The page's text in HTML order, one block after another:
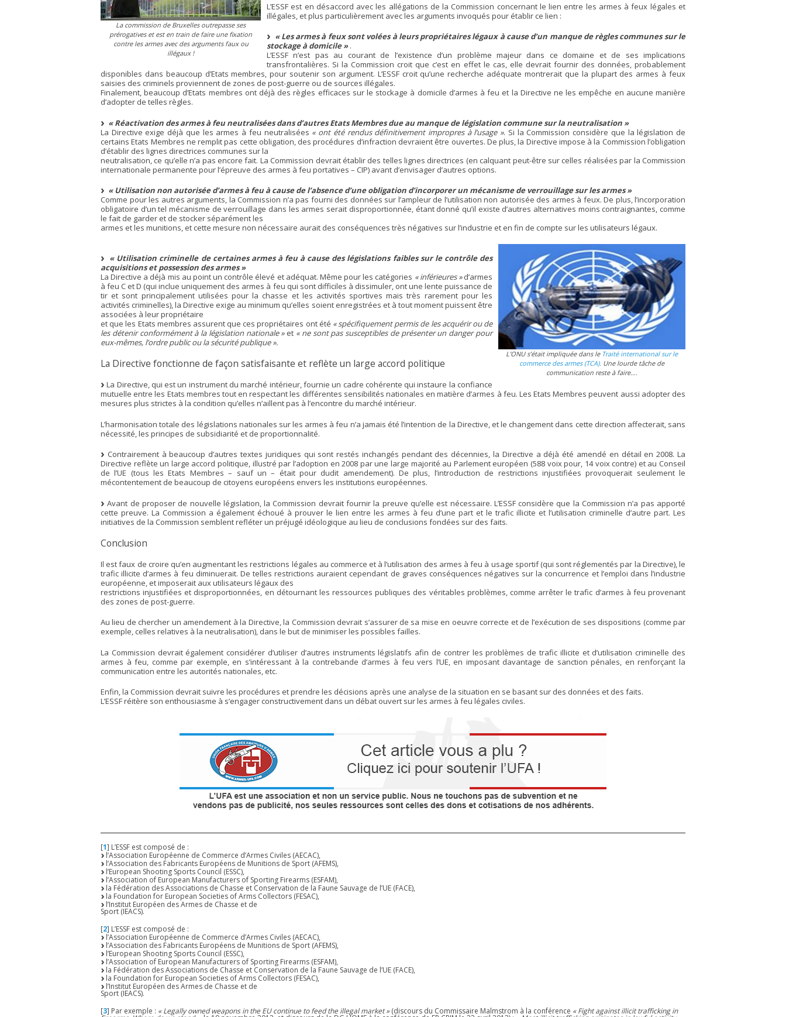
La commission de Bruxelles outrepasse ses
prérogatives et est en train de faire une fixation
contre les armes avec des arguments faux ou
illégaux !
L’ESSF est en désaccord avec les allégations de la Commission concernant le lien entre les armes à feux légales et
illégales, et plus particulièrement avec les arguments invoqués pour établir ce lien :
« Les armes à feux sont volées à leurs propriétaires légaux à cause d’un manque de règles communes sur le
stockage à domicile » .
L’ESSF n’est pas au courant de l’existence d’un problème majeur dans ce domaine et de ses implications
transfrontalières. Si la Commission croit que c’est en effet le cas, elle devrait fournir des données, probablement
disponibles dans beaucoup d’Etats membres, pour soutenir son argument. L’ESSF croit qu’une recherche adéquate montrerait que la plupart des armes à feux
saisies des criminels proviennent de zones de post-guerre ou de sources illégales.
Finalement, beaucoup d’Etats membres ont déjà des règles efficaces sur le stockage à domicile d’armes à feu et la Directive ne les empêche en aucune manière
d’adopter de telles règles.
« Réactivation des armes à feu neutralisées dans d’autres Etats Membres due au manque de législation commune sur la neutralisation »
La Directive exige déjà que les armes à feu neutralisées « ont été rendus définitivement impropres à l’usage ». Si la Commission considère que la législation de
certains Etats Membres ne remplit pas cette obligation, des procédures d’infraction devraient être ouvertes. De plus, la Directive impose à la Commission l’obligation
d’établir des lignes directrices communes sur la
neutralisation, ce qu’elle n’a pas encore fait. La Commission devrait établir des telles lignes directrices (en calquant peut-être sur celles réalisées par la Commission
internationale permanente pour l’épreuve des armes à feu portatives – CIP) avant d’envisager d’autres options.
« Utilisation non autorisée d’armes à feu à cause de l’absence d’une obligation d’incorporer un mécanisme de verrouillage sur les armes »
Comme pour les autres arguments, la Commission n’a pas fourni des données sur l’ampleur de l’utilisation non autorisée des armes à feux. De plus, l’incorporation
obligatoire d’un tel mécanisme de verrouillage dans les armes serait disproportionnée, étant donné qu’il existe d’autres alternatives moins contraignantes, comme
le fait de garder et de stocker séparément les
armes et les munitions, et cette mesure non nécessaire aurait des conséquences très négatives sur l’industrie et en fin de compte sur les utilisateurs légaux.
L’ONU s’était impliquée dans le Traité international sur le
commerce des armes (TCA). Une lourde tâche de
communication reste à faire….
« Utilisation criminelle de certaines armes à feu à cause des législations faibles sur le contrôle des
acquisitions et possession des armes »
La Directive a déjà mis au point un contrôle élevé et adéquat. Même pour les catégories « inférieures »d’armes
à feu C et D (qui inclue uniquement des armes à feu qui sont difficiles à dissimuler, ont une lente puissance de
tir et sont principalement utilisées pour la chasse et les activités sportives mais très rarement pour les
activités criminelles), la Directive exige au minimum qu’elles soient enregistrées et à tout moment puissent être
associées à leur propriétaire
et que les Etats membres assurent que ces propriétaires ont été « spécifiquement permis de les acquérir ou de
les détenir conformément à la législation nationale »et « ne sont pas susceptibles de présenter un danger pour
eux-mêmes, l’ordre public ou la sécurité publique ».
La Directive fonctionne de façon satisfaisante et reflète un large accord politique
La Directive, qui est un instrument du marché intérieur, fournie un cadre cohérente qui instaure la confiance
mutuelle entre les Etats membres tout en respectant les différentes sensibilités nationales en matière d’armes à feu. Les Etats Membres peuvent aussi adopter des
mesures plus strictes à la condition qu’elles n’aillent pas à l’encontre du marché intérieur.
L’harmonisation totale des législations nationales sur les armes à feu n’a jamais été l’intention de la Directive, et le changement dans cette direction affecterait, sans
nécessité, les principes de subsidiarité et de proportionnalité.
Contrairement à beaucoup d’autres textes juridiques qui sont restés inchangés pendant des décennies, la Directive a déjà été amendé en détail en 2008. La
Directive reflète un large accord politique, illustré par l’adoption en 2008 par une large majorité au Parlement européen (588 voix pour, 14 voix contre) et au Conseil
de l’UE (tous les Etats Membres – sauf un – était pour dudit amendement). De plus, l’introduction de restrictions injustifiées provoquerait seulement le
mécontentement de beaucoup de citoyens européens envers les institutions européennes.
Avant de proposer de nouvelle législation, la Commission devrait fournir la preuve qu’elle est nécessaire. L’ESSF considère que la Commission n’a pas apporté
cette preuve. La Commission a également échoué à prouver le lien entre les armes à feu d’une part et le trafic illicite et l’utilisation criminelle d’autre part. Les
initiatives de la Commission semblent refléter un préjugé idéologique au lieu de conclusions fondées sur des faits.
Conclusion
Il est faux de croire qu’en augmentant les restrictions légales au commerce et à l’utilisation des armes à feu à usage sportif (qui sont réglementés par la Directive), le
trafic illicite d’armes à feu diminuerait. De telles restrictions auraient cependant de graves conséquences négatives sur la concurrence et l’emploi dans l’industrie
européenne, et imposerait aux utilisateurs légaux des
restrictions injustifiées et disproportionnées, en détournant les ressources publiques des véritables problèmes, comme arrêter le trafic d’armes à feu provenant
des zones de post-guerre.
Au lieu de chercher un amendement à la Directive, la Commission devrait s’assurer de sa mise en oeuvre correcte et de l’exécution de ses dispositions (comme par
exemple, celles relatives à la neutralisation), dans le but de minimiser les possibles failles.
La Commission devrait également considérer d’utiliser d’autres instruments législatifs afin de contrer les problèmes de trafic illicite et d’utilisation criminelle des
armes à feu, comme par exemple, en s’intéressant à la contrebande d’armes à feu vers l’UE, en imposant davantage de sanction pénales, en renforçant la
communication entre les autorités nationales, etc.
Enfin, la Commission devrait suivre les procédures et prendre les décisions après une analyse de la situation en se basant sur des données et des faits.
L’ESSF réitère son enthousiasme à s’engager constructivement dans un débat ouvert sur les armes à feu légales civiles.
[1] L’ESSF est composé de :
l’Association Européenne de Commerce d’Armes Civiles (AECAC),
l’Association des Fabricants Européens de Munitions de Sport (AFEMS),
l’European Shooting Sports Council (ESSC),
l’Association of European Manufacturers of Sporting Firearms (ESFAM),
la Fédération des Associations de Chasse et Conservation de la Faune Sauvage de l’UE (FACE),
la Foundation for European Societies of Arms Collectors (FESAC),
l’Institut Européen des Armes de Chasse et de
Sport (IEACS).
[2] L’ESSF est composé de :
l’Association Européenne de Commerce d’Armes Civiles (AECAC),
l’Association des Fabricants Européens de Munitions de Sport (AFEMS),
l’European Shooting Sports Council (ESSC),
l’Association of European Manufacturers of Sporting Firearms (ESFAM),
la Fédération des Associations de Chasse et Conservation de la Faune Sauvage de l’UE (FACE),
la Foundation for European Societies of Arms Collectors (FESAC),
l’Institut Européen des Armes de Chasse et de
Sport (IEACS).
[3] Par exemple : « Legally owned weapons in the EU continue to feed the illegal market »(discours du Commissaire Malmstrom à la conférence « Fight against illicit trafficking in